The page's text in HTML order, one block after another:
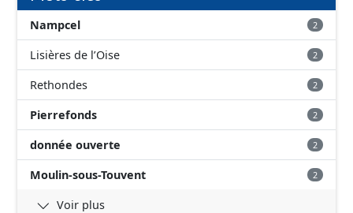
Nampcel 2
Lisières de l’Oise 2
Rethondes 2
Pierrefonds 2
donnée ouverte 2
Moulin-sous-Touvent 2
Voir plus